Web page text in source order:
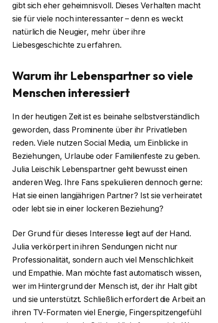
gibt sich eher geheimnisvoll. Dieses Verhalten macht
sie für viele noch interessanter – denn es weckt
natürlich die Neugier, mehr über ihre
Liebesgeschichte zu erfahren.
Warum ihr Lebenspartner so viele
Menschen interessiert
In der heutigen Zeit ist es beinahe selbstverständlich
geworden, dass Prominente über ihr Privatleben
reden. Viele nutzen Social Media, um Einblicke in
Beziehungen, Urlaube oder Familienfeste zu geben.
Julia Leischik Lebenspartner geht bewusst einen
anderen Weg. Ihre Fans spekulieren dennoch gerne:
Hat sie einen langjährigen Partner? Ist sie verheiratet
oder lebt sie in einer lockeren Beziehung?
Der Grund für dieses Interesse liegt auf der Hand.
Julia verkörpert in ihren Sendungen nicht nur
Professionalität, sondern auch viel Menschlichkeit
und Empathie. Man möchte fast automatisch wissen,
wer im Hintergrund der Mensch ist, der ihr Halt gibt
und sie unterstützt. Schließlich erfordert die Arbeit an
ihren TV-Formaten viel Energie, Fingerspitzengefühl